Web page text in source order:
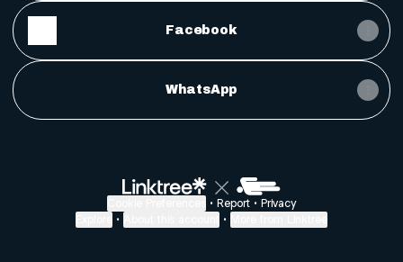
Facebook
WhatsApp
• Report • Privacy
• •